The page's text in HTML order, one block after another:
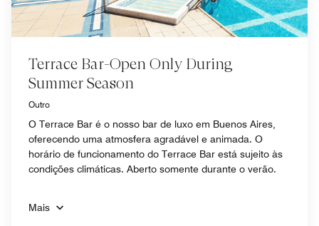
Terrace Bar-Open Only During
Summer Season
Outro
O Terrace Bar é o nosso bar de luxo em Buenos Aires,
oferecendo uma atmosfera agradável e animada. O
horário de funcionamento do Terrace Bar está sujeito às
condições climáticas. Aberto somente durante o verão.
Mais